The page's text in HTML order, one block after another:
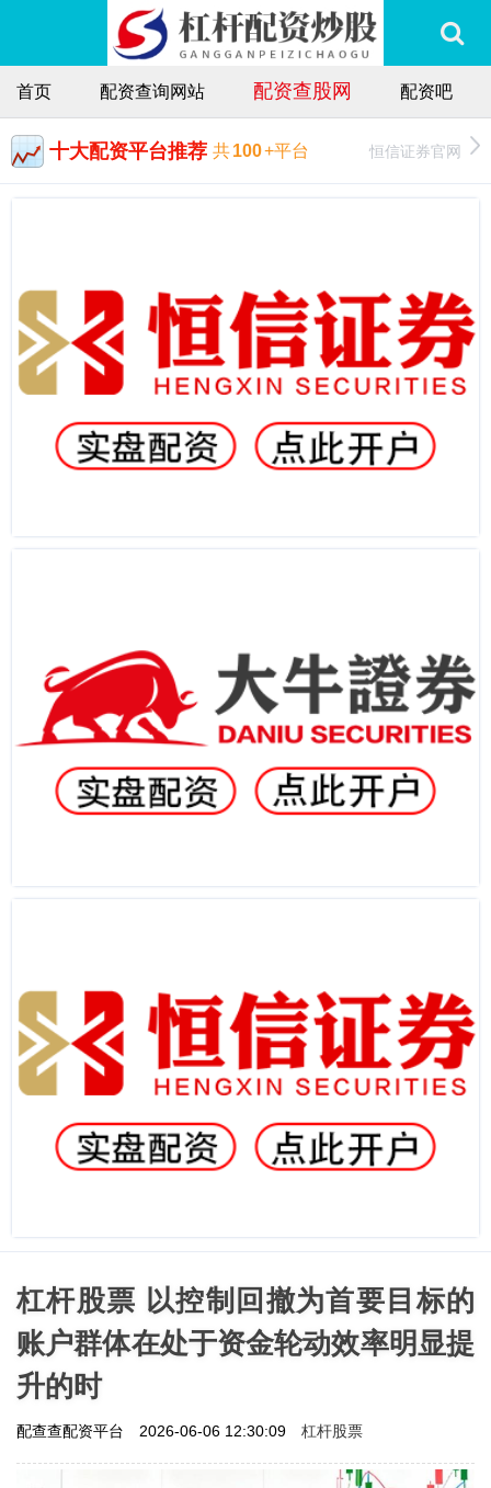
首页 配资查询网站 配资查股网 配资吧
十大配资平台推荐 共100+平台 恒信证券官网
杠杆股票 以控制回撤为首要目标的
账户群体在处于资金轮动效率明显提
升的时
配查查配资平台 2026-06-06 12:30:09 杠杆股票